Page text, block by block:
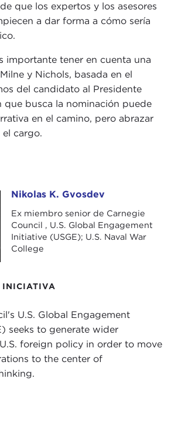
Nikolas K. Gvosdev
Ex miembro senior de Carnegie
Council , U.S. Global Engagement
Initiative (USGE); U.S. Naval War
College
INICIATIVA
U.S. Global Engagement
seeks to generate wider
foreign policy in order to move
to the center of
que los expertos y los asesores
a dar forma a cómo sería
importante tener en cuenta una
y Nichols, basada en el
del candidato al Presidente
que busca la nominación puede
en el camino, pero abrazar
cargo.